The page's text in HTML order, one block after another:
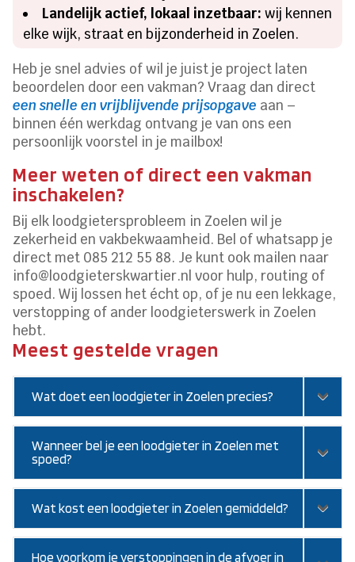
Landelijk actief, lokaal inzetbaar: wij kennen
elke wijk, straat en bijzonderheid in Zoelen.
Heb je snel advies of wil je juist je project laten
beoordelen door een vakman? Vraag dan direct
een snelle en vrijblijvende prijsopgave aan –
binnen één werkdag ontvang je van ons een
persoonlijk voorstel in je mailbox!
Meer weten of direct een vakman
inschakelen?
Bij elk loodgietersprobleem in Zoelen wil je
zekerheid en vakbekwaamheid. Bel of whatsapp je
direct met 085 212 55 88. Je kunt ook mailen naar
info@loodgieterskwartier.nl voor hulp, routing of
spoed. Wij lossen het écht op, of je nu een lekkage,
verstopping of ander loodgieterswerk in Zoelen
hebt.
Meest gestelde vragen
Wat doet een loodgieter in Zoelen precies?
Wanneer bel je een loodgieter in Zoelen met
spoed?
Wat kost een loodgieter in Zoelen gemiddeld?
Hoe voorkom je verstoppingen in de afvoer in